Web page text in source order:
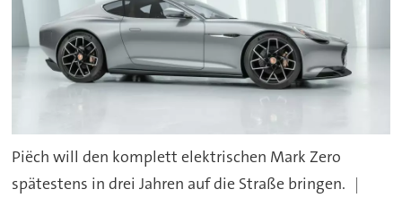
Piëch will den komplett elektrischen Mark Zero
spätestens in drei Jahren auf die Straße bringen.